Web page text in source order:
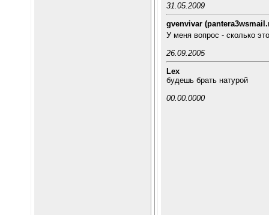
31.05.2009
gvenvivar
У меня вопрос - сколько
26.09.2005
Lex
будешь брать натурой
00.00.0000